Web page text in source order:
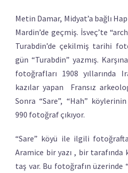
Metin Damar, Midyat’a bağlı
Mardin’de geçmiş. İsveç’te
Turabdin’de çekilmiş tarihi
gün “Turabdin” yazmış.
fotoğrafları 1908 yıllarında
kazılar yapan Fransız
Sonra “Sare”, “Hah” köylerinin
990 fotoğraf çıkıyor.
“Sare” köyü ile ilgili
Aramice bir yazı , bir
taş var. Bu fotoğrafın üzerinde